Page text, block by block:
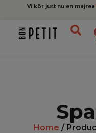
Vi kör just nu en majrea
Home /